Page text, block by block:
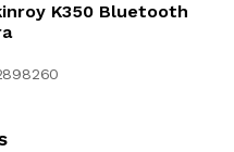
K350 Bluetooth